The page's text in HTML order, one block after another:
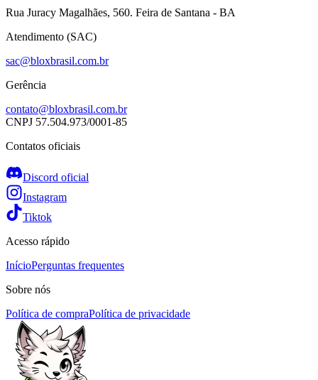
Rua Juracy Magalhães, 560. Feira de Santana - BA
Atendimento (SAC)
sac@bloxbrasil.com.br
Gerência
contato@bloxbrasil.com.br
CNPJ 57.504.973/0001-85
Contatos oficiais
Discord oficial
Instagram
Tiktok
Acesso rápido
InícioPerguntas frequentes
Sobre nós
Política de compraPolítica de privacidade